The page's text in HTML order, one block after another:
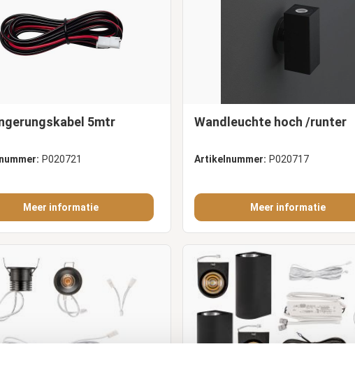
5mtr
P020721
Meer informatie
Wandleuchte hoch /runter
Artikelnummer: P020717
Meer informatie